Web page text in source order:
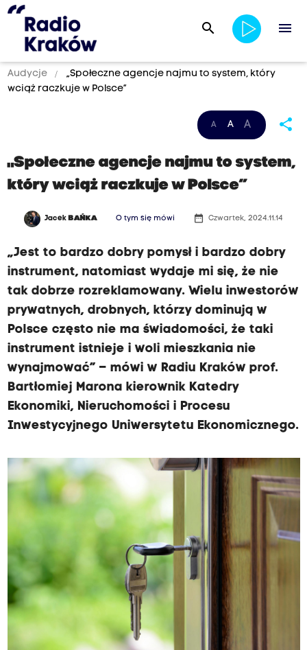
search menu
Audycje
„Społeczne agencje najmu to system, który
wciąż raczkuje w Polsce”
A A A share
„Społeczne agencje najmu to system,
który wciąż raczkuje w Polsce”
Jacek BAŃKA O tym się mówi date_range Czwartek, 2024.11.14
„Jest to bardzo dobry pomysł i bardzo dobry
instrument, natomiast wydaje mi się, że nie
tak dobrze rozreklamowany. Wielu inwestorów
prywatnych, drobnych, którzy dominują w
Polsce często nie ma świadomości, że taki
instrument istnieje i woli mieszkania nie
wynajmować” – mówi w Radiu Kraków prof.
Bartłomiej Marona kierownik Katedry
Ekonomiki, Nieruchomości i Procesu
Inwestycyjnego Uniwersytetu Ekonomicznego.